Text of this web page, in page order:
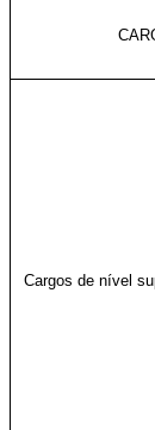
Cargos de nível